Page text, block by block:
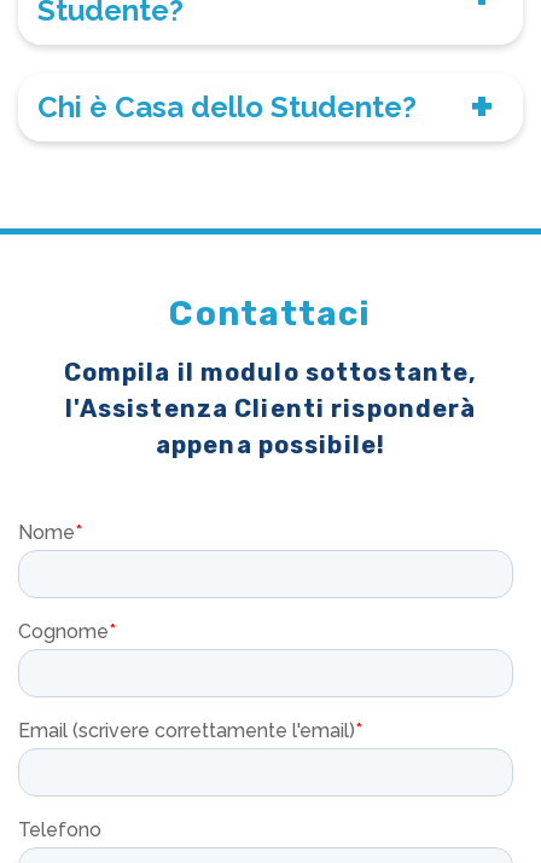
Studente?
Chi è Casa dello Studente?
Contattaci
Compila il modulo sottostante,
l'Assistenza Clienti risponderà
appena possibile!